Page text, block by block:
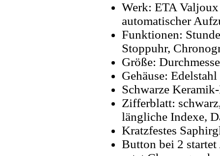
Werk: ETA
automatischer
Funktionen:
Stoppuhr,
Größe:
Gehäuse:
Schwarze
Zifferblatt:
längliche Indexe,
Kratzfestes
Button bei 2